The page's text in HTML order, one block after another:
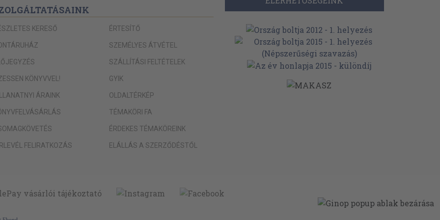
(1962)
KERESŐ
KÖNYVVEL!
ÁRAINK
FELIRATKOZÁS
ÉRTESÍTŐ
SZEMÉLYES ÁTVÉTEL
SZÁLLÍTÁSI FELTÉTELEK
GYIK
OLDALTÉRKÉP
TÉMAKÖRI FA
ÉRDEKES TÉMAKÖREINK
ELÁLLÁS A SZERZŐDÉSTŐL